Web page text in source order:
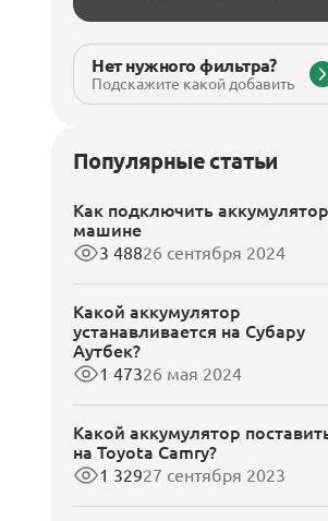
Нет нужного фильтра?
Подскажите какой добавить
Популярные статьи
Как подключить
машине
3 48826 сентября 2024
Какой аккумулятор
устанавливается на Субару
Аутбек?
1 47326 мая 2024
Какой аккумулятор
на Toyota Camry?
1 32927 сентября 2023